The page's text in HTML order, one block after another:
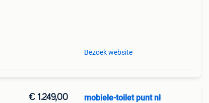
Bezoek website
€ 1.249,00 mobiele-toilet punt nl